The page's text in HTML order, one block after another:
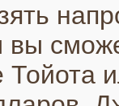
Тойота